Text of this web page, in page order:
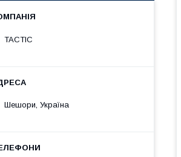
TACTIC
Шешори, Україна